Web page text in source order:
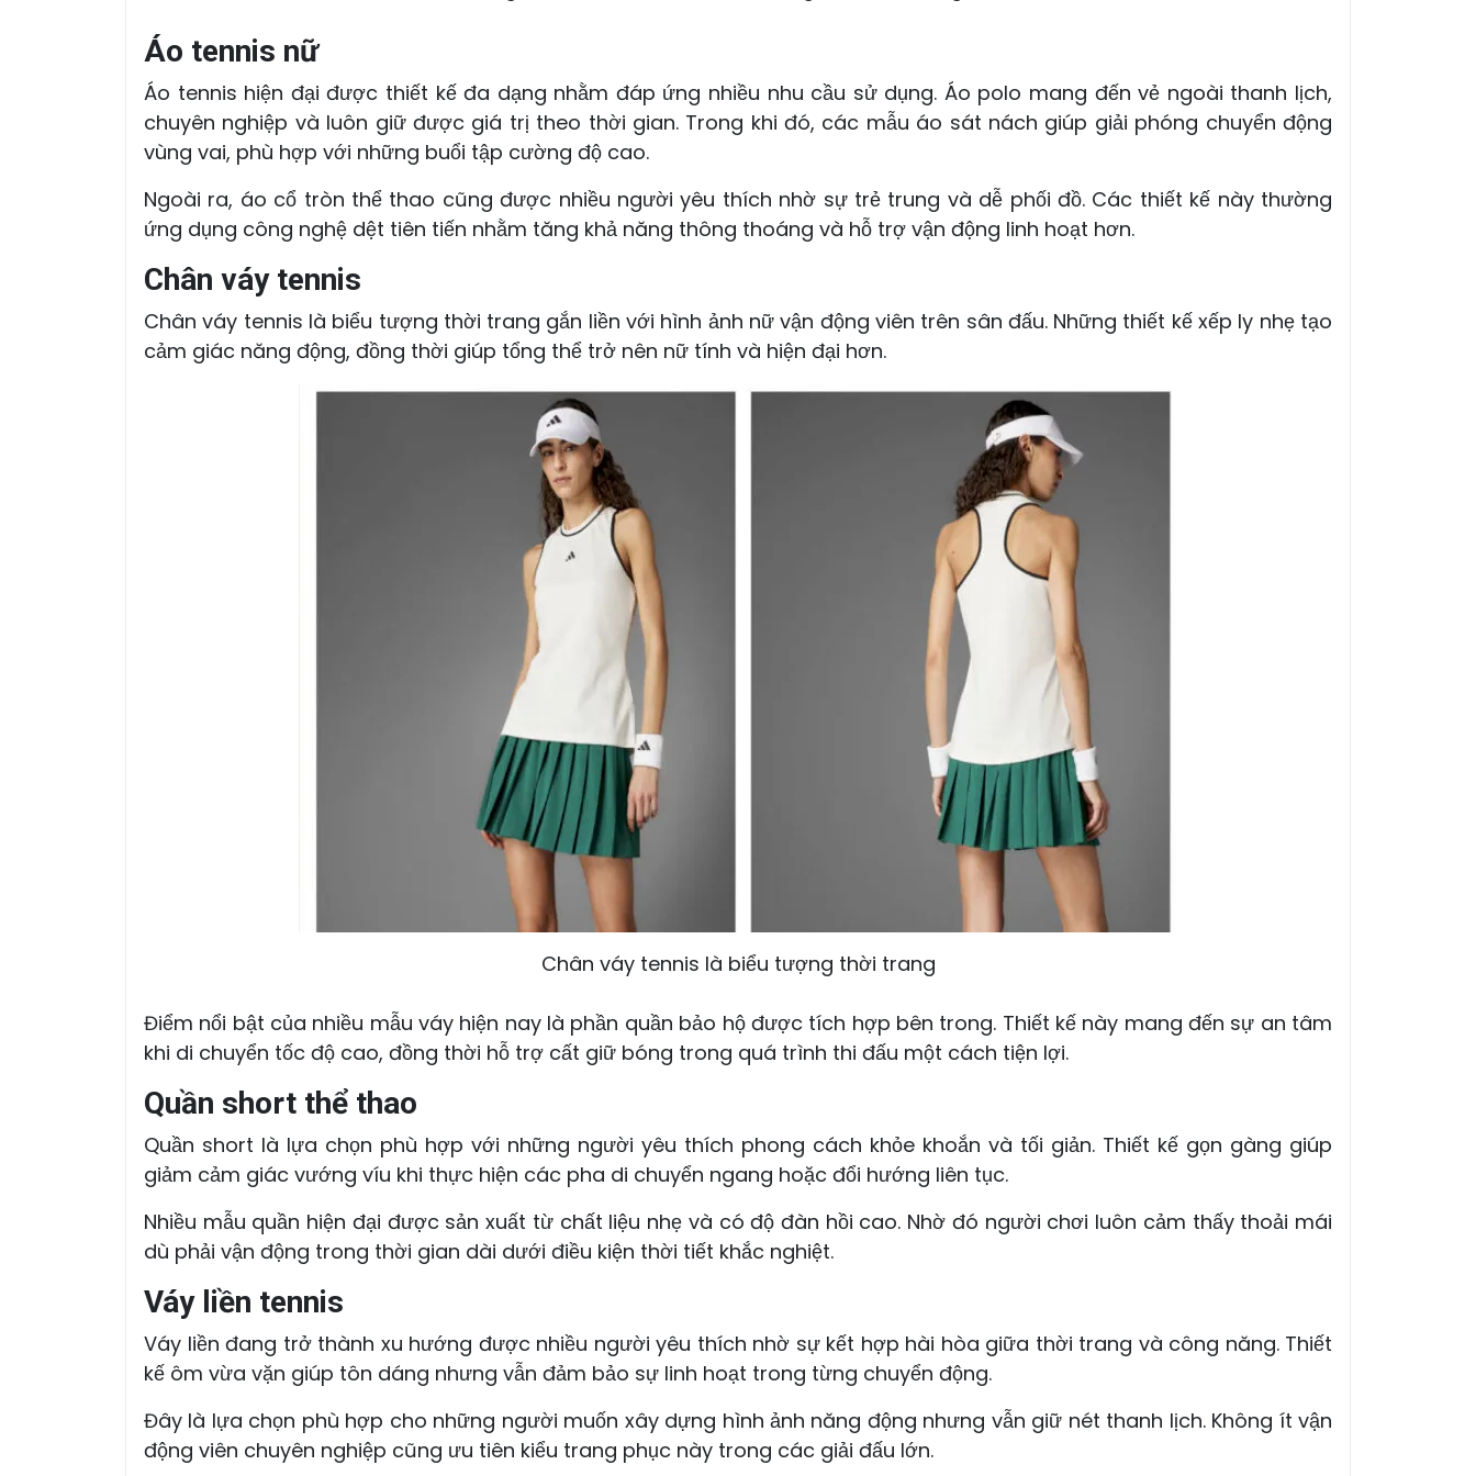
Áo tennis nữ
Áo tennis hiện đại được thiết kế đa dạng nhằm đáp ứng nhiều nhu cầu sử dụng. Áo polo mang đến vẻ ngoài thanh lịch,
chuyên nghiệp và luôn giữ được giá trị theo thời gian. Trong khi đó, các mẫu áo sát nách giúp giải phóng chuyển động
vùng vai, phù hợp với những buổi tập cường độ cao.
Ngoài ra, áo cổ tròn thể thao cũng được nhiều người yêu thích nhờ sự trẻ trung và dễ phối đồ. Các thiết kế này thường
ứng dụng công nghệ dệt tiên tiến nhằm tăng khả năng thông thoáng và hỗ trợ vận động linh hoạt hơn.
Chân váy tennis
Chân váy tennis là biểu tượng thời trang gắn liền với hình ảnh nữ vận động viên trên sân đấu. Những thiết kế xếp ly nhẹ tạo
cảm giác năng động, đồng thời giúp tổng thể trở nên nữ tính và hiện đại hơn.
Chân váy tennis là biểu tượng thời trang
Điểm nổi bật của nhiều mẫu váy hiện nay là phần quần bảo hộ được tích hợp bên trong. Thiết kế này mang đến sự an tâm
khi di chuyển tốc độ cao, đồng thời hỗ trợ cất giữ bóng trong quá trình thi đấu một cách tiện lợi.
Quần short thể thao
Quần short là lựa chọn phù hợp với những người yêu thích phong cách khỏe khoắn và tối giản. Thiết kế gọn gàng giúp
giảm cảm giác vướng víu khi thực hiện các pha di chuyển ngang hoặc đổi hướng liên tục.
Nhiều mẫu quần hiện đại được sản xuất từ chất liệu nhẹ và có độ đàn hồi cao. Nhờ đó người chơi luôn cảm thấy thoải mái
dù phải vận động trong thời gian dài dưới điều kiện thời tiết khắc nghiệt.
Váy liền tennis
Váy liền đang trở thành xu hướng được nhiều người yêu thích nhờ sự kết hợp hài hòa giữa thời trang và công năng. Thiết
kế ôm vừa vặn giúp tôn dáng nhưng vẫn đảm bảo sự linh hoạt trong từng chuyển động.
Đây là lựa chọn phù hợp cho những người muốn xây dựng hình ảnh năng động nhưng vẫn giữ nét thanh lịch. Không ít vận
động viên chuyên nghiệp cũng ưu tiên kiểu trang phục này trong các giải đấu lớn.